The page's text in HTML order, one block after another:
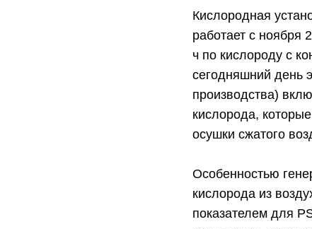
Кислородная
работает с ноября
ч по кислороду с
сегодняшний день
производства)
кислорода,
осушки сжатого
Особенностью
кислорода из
показателем для